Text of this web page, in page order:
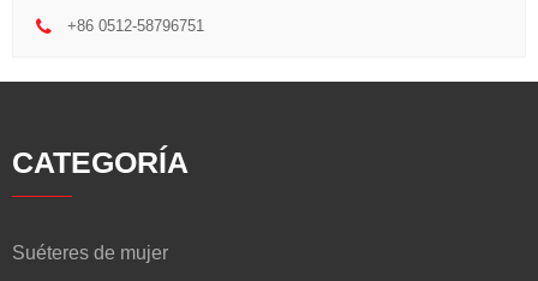
+86 0512-58796751
CATEGORÍA
Suéteres de mujer